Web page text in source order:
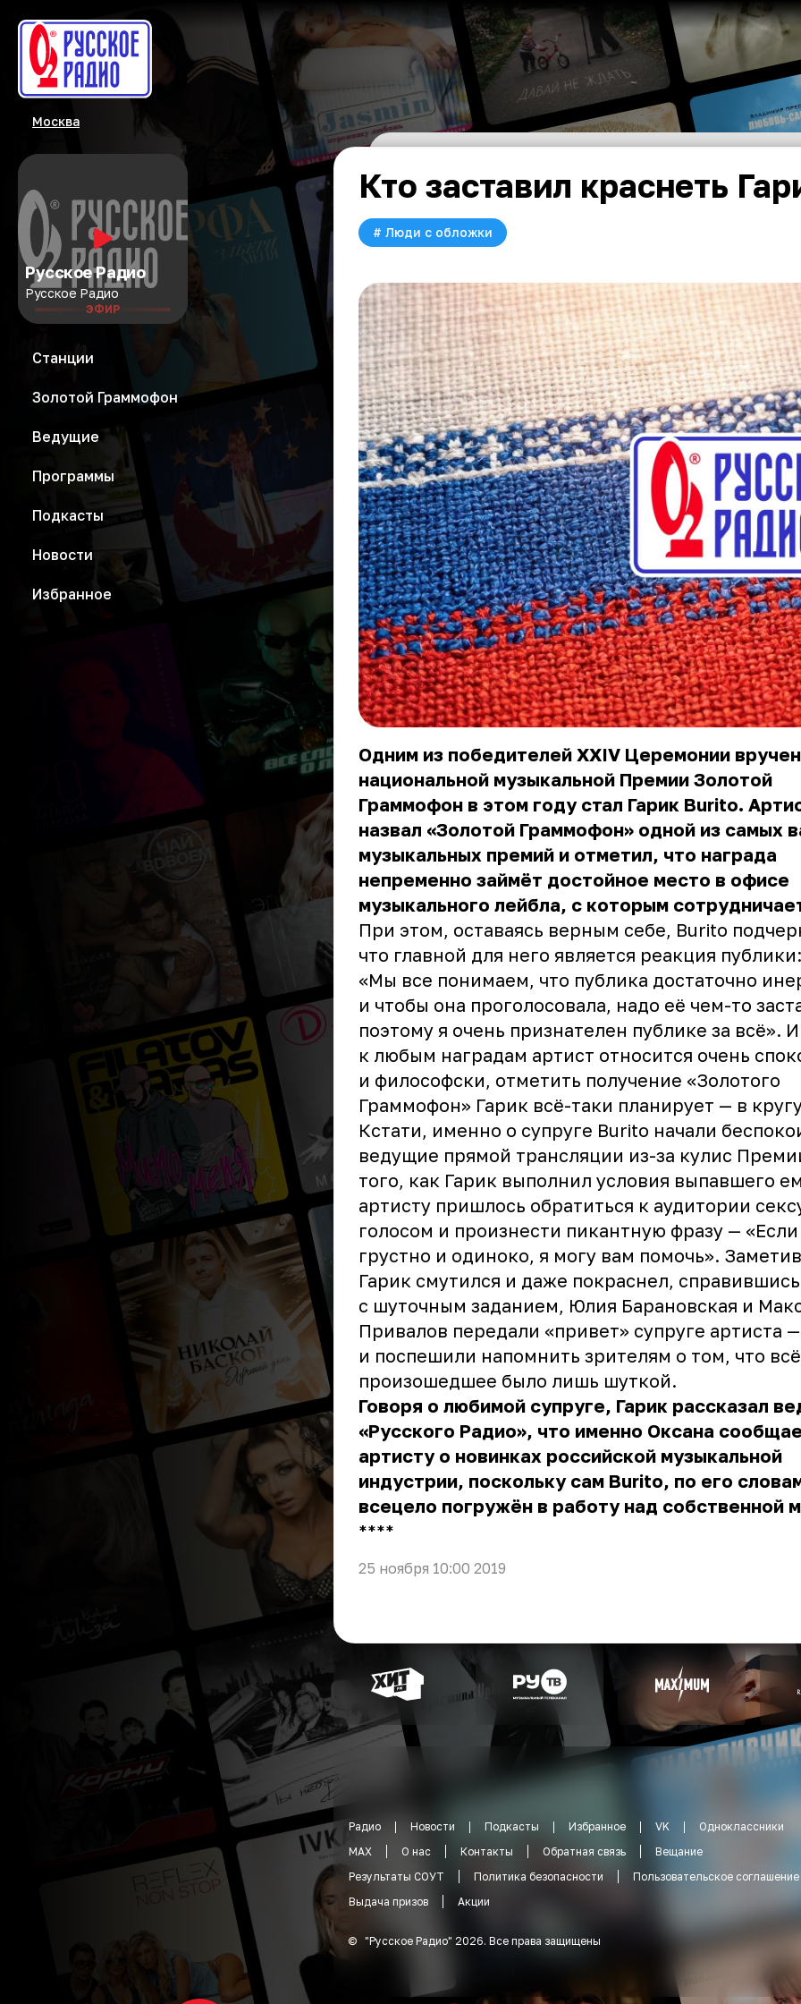
Москва
Русское Радио
Русское Радио
ЭФИР
Станции
Золотой Граммофон
Ведущие
Программы
Подкасты
Новости
Избранное
Кто заставил краснеть
# Люди с обложки
Одним из победителей XXIV Церемонии
национальной музыкальной Премии Золотой
Граммофон в этом году стал Гарик Burito.
назвал «Золотой Граммофон» одной из самых
музыкальных премий и отметил, что награда
непременно займёт достойное место в офисе
музыкального лейбла, с которым
При этом, оставаясь верным себе, Burito
что главной для него является реакция публики:
«Мы все понимаем, что публика достаточно
и чтобы она проголосовала, надо её чем-то
поэтому я очень признателен публике за всё».
к любым наградам артист относится очень
и философски, отметить получение «Золотого
Граммофон» Гарик всё-таки планирует — в
Кстати, именно о супруге Burito начали
ведущие прямой трансляции из-за кулис
того, как Гарик выполнил условия выпавшего
артисту пришлось обратиться к аудитории
голосом и произнести пикантную фразу —
грустно и одиноко, я могу вам помочь».
Гарик смутился и даже покраснел, справившись
с шуточным заданием, Юлия Барановская и
Привалов передали «привет» супруге артиста
и поспешили напомнить зрителям о том, что всё
произошедшее было лишь шуткой.
Говоря о любимой супруге, Гарик рассказал
«Русского Радио», что именно Оксана
артисту о новинках российской музыкальной
индустрии, поскольку сам Burito, по его
всецело погружён в работу над собственной
** **
25 ноября 10:00 2019
Радио Новости Подкасты Избранное VK
Одноклассники
MAX
О нас Контакты Обратная связь
Вещание
Результаты СОУТ
Политика безопасности
Пользовательское соглашение
Выдача призов
Акции
© "Русское Радио" 2026. Все права защищены